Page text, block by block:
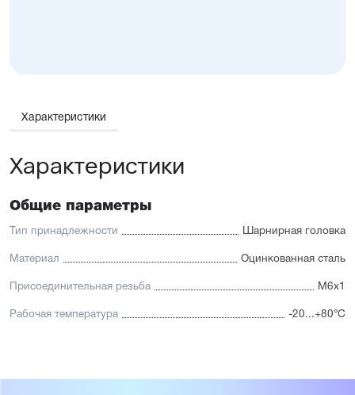
Характеристики
Характеристики
Общие параметры
Тип принадлежности Шарнирная головка
Материал Оцинкованная сталь
Присоединительная резьба М6x1
Рабочая температура -20...+80°С